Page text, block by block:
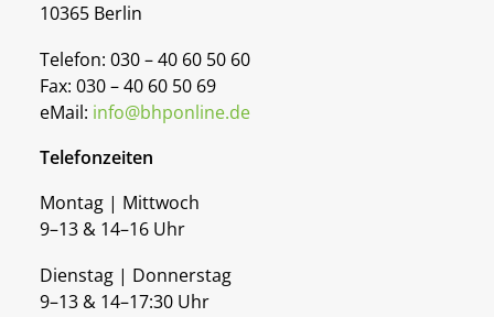
10365 Berlin
Telefon: 030 – 40 60 50 60
Fax: 030 – 40 60 50 69
eMail: info@bhponline.de
Telefonzeiten
Montag | Mittwoch
9–13 & 14–16 Uhr
Dienstag | Donnerstag
9–13 & 14–17:30 Uhr